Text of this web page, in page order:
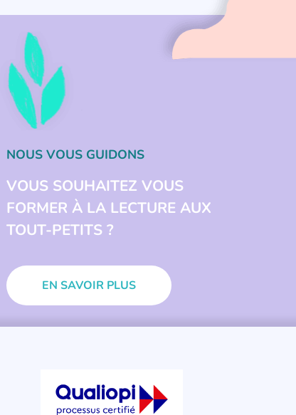
NOUS VOUS GUIDONS
VOUS SOUHAITEZ VOUS
FORMER À LA LECTURE AUX
TOUT-PETITS ?
EN SAVOIR PLUS